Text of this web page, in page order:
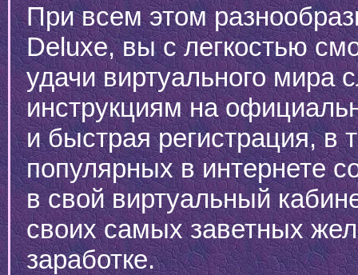
При всем этом
Deluxe, вы с легкостью
удачи виртуального мира
инструкциям на
и быстрая регистрация,
популярных в интернете
в свой виртуальный
своих самых заветных
заработке.